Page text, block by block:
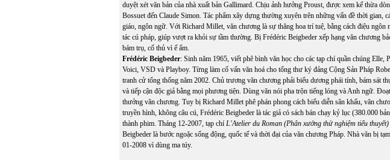
duyệt xét văn bản của nhà xuất bản Gallimard. Chịu ảnh hưởng Proust, được xem kế thừa
Bossuetđến Claude Simon. Tác phẩm xây dựng thường xuyên trên những vấn đề thời gian,
giáo, ngôn ngữ. Với Richard Millet, văn chương là sự thăng hoa trí tuệ, bằng cách điệu ngôn
tác cú pháp, giúp vượt ra khỏi sự tầm thường. Bị Frédéric Beigbeder xếp hạng văn chương
bám trụ, cố thủ vì ế ẩm.
Frédéric Beigbeder: Sinh năm 1965, viết phê bình văn học cho các tạp chí quần chúng Elle,
Voici, VSD và Playboy. Từng làm cố vấn văn hoá cho tổng thư ký đảng Cộng Sản Pháp
tranh cử tổng thống năm 2002. Chủ trương văn chương phải biểu dương phái tính, bám sát
và tiếp cận độc giả bằng mọi phương tiện. Dùng văn nói pha trộn tiếng lóng và Anh ngữ.
thưởng văn chương. Tuy bị Richard Millet phê phán phong cách biểu diễn sân khấu, văn
truyền hình, không câu cú, Frédéric Beigbeder là tác giả có sách bán chạy kỷ lục (380.000
thành phim. Tháng 12-2007, tạp chí L'Atelier du Roman (Phân xưởng thử nghiệm tiểu thuyết)
Beigbeder là bước ngoặc sống động, quốc tế và thời đại của văn chương Pháp. Nhà văn bị
01-2008 vì dùng ma túy.